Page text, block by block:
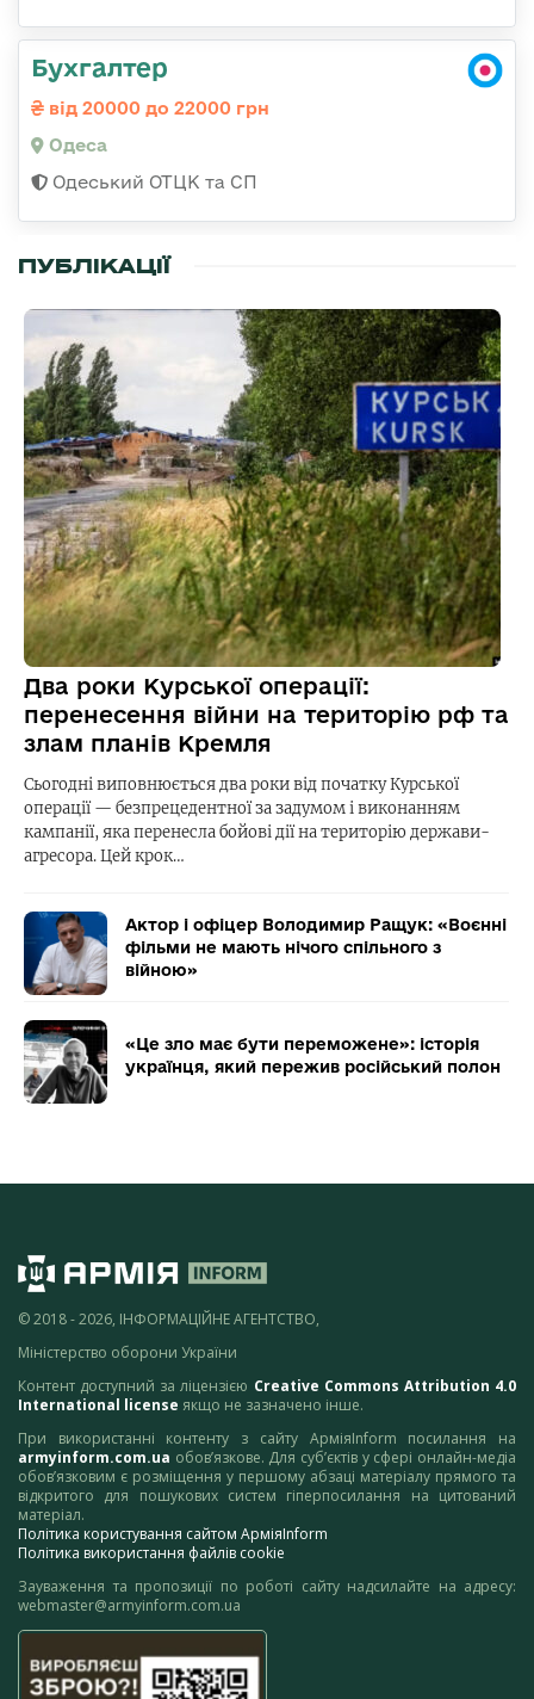
Бухгалтер
від 20000 до 22000 грн
Одеса
Одеський ОТЦК та СП
ПУБЛІКАЦІЇ
Два роки Курської операції:
перенесення війни на територію рф та
злам планів Кремля
Сьогодні виповнюється два роки від початку Курської
операції — безпрецедентної за задумом і виконанням
кампанії, яка перенесла бойові дії на територію держави-
агресора. Цей крок…
Актор і офіцер Володимир Ращук: «Воєнні
фільми не мають нічого спільного з
війною»
«Це зло має бути переможене»: історія
українця, який пережив російський полон
© 2018 - 2026, ІНФОРМАЦІЙНЕ АГЕНТСТВО,
Міністерство оборони України
Контент доступний за ліцензією Creative Commons Attribution 4.0
International license якщо не зазначено інше.
При використанні контенту з сайту АрміяInform посилання на
armyinform.com.ua обов’язкове. Для суб’єктів у сфері онлайн-медіа
обов’язковим є розміщення у першому абзаці матеріалу прямого та
відкритого для пошукових систем гіперпосилання на цитований
матеріал.
Політика користування сайтом АрміяInform
Політика використання файлів cookie
Зауваження та пропозиції по роботі сайту надсилайте на адресу:
webmaster@armyinform.com.ua